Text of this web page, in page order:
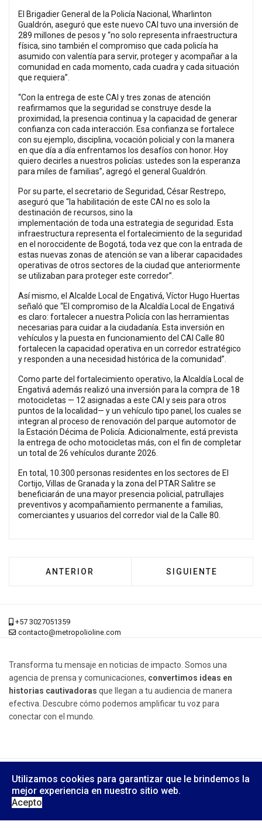
El Brigadier General de la Policía Nacional, Wharlinton
Gualdrón, aseguró que este nuevo CAI tuvo una inversión de
289 millones de pesos y “no solo representa infraestructura
física, sino también el compromiso que cada policía ha
asumido con valentía para servir, proteger y acompañar a la
comunidad en cada momento, cada cuadra y cada situación
que requiera”.
“Con la entrega de este CAI y tres zonas de atención
reafirmamos que la seguridad se construye desde la
proximidad, la presencia continua y la capacidad de generar
confianza con cada interacción. Esa confianza se fortalece
con su ejemplo, disciplina, vocación policial y con la manera
en que día a día enfrentamos los desafíos con honor. Hoy
quiero decirles a nuestros policías: ustedes son la esperanza
para miles de familias”, agregó el general Gualdrón.
Por su parte, el secretario de Seguridad, César Restrepo,
aseguró que “la habilitación de este CAI no es solo la
destinación de recursos, sino la
implementación de toda una estrategia de seguridad. Esta
infraestructura representa el fortalecimiento de la seguridad
en el noroccidente de Bogotá, toda vez que con la entrada de
estas nuevas zonas de atención se van a liberar capacidades
operativas de otros sectores de la ciudad que anteriormente
se utilizaban para proteger este corredor”.
Así mismo, el Alcalde Local de Engativá, Víctor Hugo Huertas
señaló que “El compromiso de la Alcaldía Local de Engativá
es claro: fortalecer a nuestra Policía con las herramientas
necesarias para cuidar a la ciudadanía. Esta inversión en
vehículos y la puesta en funcionamiento del CAI Calle 80
fortalecen la capacidad operativa en un corredor estratégico
y responden a una necesidad histórica de la comunidad”.
Como parte del fortalecimiento operativo, la Alcaldía Local de
Engativá además realizó una inversión para la compra de 18
motocicletas — 12 asignadas a este CAI y seis para otros
puntos de la localidad— y un vehículo tipo panel, los cuales se
integran al proceso de renovación del parque automotor de
la Estación Décima de Policía. Adicionalmente, está prevista
la entrega de ocho motocicletas más, con el fin de completar
un total de 26 vehículos durante 2026.
En total, 10.300 personas residentes en los sectores de El
Cortijo, Villas de Granada y la zona del PTAR Salitre se
beneficiarán de una mayor presencia policial, patrullajes
preventivos y acompañamiento permanente a familias,
comerciantes y usuarios del corredor vial de la Calle 80.
ARTÍCULO ANTERIOR: INGLÉS GRATIS PARA
ANTERIOR ARTÍCULO
SIGUIENTE
+57 3027051359
contacto@metropolioline.com
Transforma tu mensaje en noticias de impacto. Somos una
agencia de prensa y comunicaciones, convertimos ideas en
historias cautivadoras que llegan a tu audiencia de manera
efectiva. Descubre cómo podemos amplificar tu voz para
conectar con el mundo.
© 2026 Metrópoli Online, Derechos Reservados.
Diseño Web: Yusi Computers
Utilizamos cookies para garantizar que le brindemos la
mejor experiencia en nuestro sitio web.
Acepto